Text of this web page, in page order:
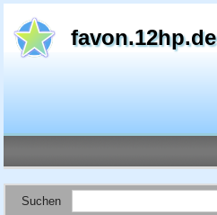
favon.12hp.de
Suchen